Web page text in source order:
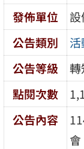
發佈單位
公告類別
公告等級
轉
點閱次數
公告內容
會